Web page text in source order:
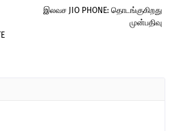
இலவச JIO PHONE: தொடங்குகிறது
முன்பதிவு